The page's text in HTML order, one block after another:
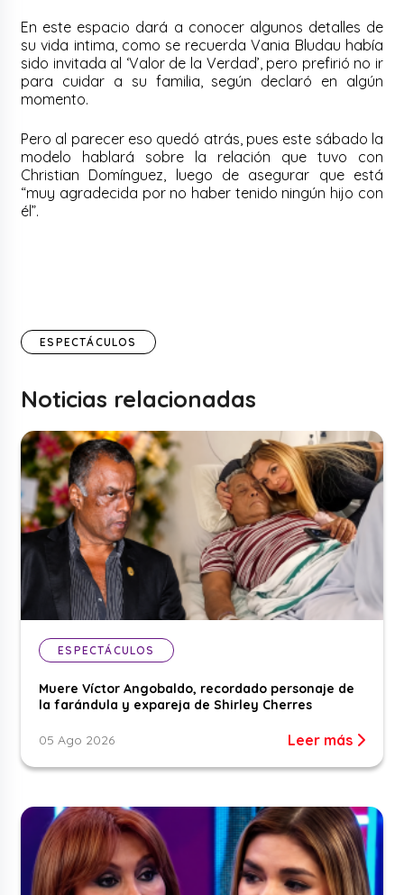
En este espacio dará a conocer algunos detalles de
su vida intima, como se recuerda Vania Bludau había
sido invitada al ‘Valor de la Verdad’, pero prefirió no ir
para cuidar a su familia, según declaró en algún
momento.
Pero al parecer eso quedó atrás, pues este sábado la
modelo hablará sobre la relación que tuvo con
Christian Domínguez, luego de asegurar que está
“muy agradecida por no haber tenido ningún hijo con
él”.
ESPECTÁCULOS
Noticias relacionadas
ESPECTÁCULOS
Muere Víctor Angobaldo, recordado personaje de
la farándula y expareja de Shirley Cherres
05 Ago 2026 Leer más